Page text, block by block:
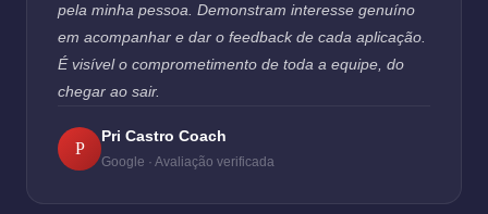
pela minha pessoa. Demonstram interesse genuíno
em acompanhar e dar o feedback de cada aplicação.
É visível o comprometimento de toda a equipe, do
chegar ao sair.
P
Pri Castro Coach
Google · Avaliação verificada